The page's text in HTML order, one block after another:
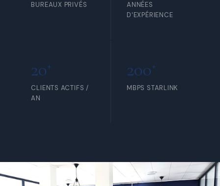
BUREAUX PRIVÉS
ANNÉES
D'EXPÉRIENCE
20+
CLIENTS ACTIFS /
AN
200+
MBPS STARLINK